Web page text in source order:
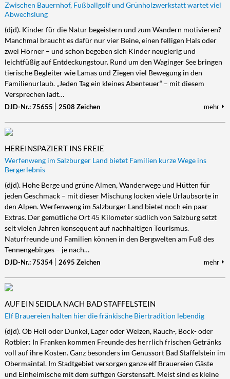
Zwischen Bauernhof, Fußballgolf und Grünholzwerkstatt wartet viel
Abwechslung
(djd). Kinder für die Natur begeistern und zum Wandern motivieren?
Manchmal braucht es dafür nur vier Beine, einen felligen Hals oder
zwei Hörner – und schon begeben sich Kinder neugierig und
leichtfüßig auf Entdeckungstour. Rund um den Waginger See bringen
tierische Begleiter wie Lamas und Ziegen viel Bewegung in den
Familienurlaub. „Jeden Tag ein kleines Abenteuer“ – mit diesem
Versprechen lädt…
DJD-Nr.: 75655 2508 Zeichen mehr
HEREINSPAZIERT INS FREIE
Werfenweng im Salzburger Land bietet Familien kurze Wege ins
Bergerlebnis
(djd). Hohe Berge und grüne Almen, Wanderwege und Hütten für
jeden Geschmack – mit dieser Mischung locken viele Urlaubsorte in
den Alpen. Werfenweng im Salzburger Land bietet noch ein paar
Extras. Der gemütliche Ort 45 Kilometer südlich von Salzburg setzt
seit vielen Jahren konsequent auf nachhaltigen Tourismus.
Naturfreunde und Familien können in den Bergwelten am Fuß des
Tennengebirges – je nach…
DJD-Nr.: 75354 2695 Zeichen mehr
AUF EIN SEIDLA NACH BAD STAFFELSTEIN
Elf Brauereien halten hier die fränkische Biertradition lebendig
(djd). Ob Hell oder Dunkel, Lager oder Weizen, Rauch-, Bock- oder
Rotbier: In Franken kommen Freunde des herrlich frischen Getränks
voll auf ihre Kosten. Ganz besonders im Genussort Bad Staffelstein im
Obermaintal. Im Stadtgebiet versorgen ganze elf Brauereien Gäste
und Einheimische mit dem süffigen Gerstensaft. Meist sind es kleine